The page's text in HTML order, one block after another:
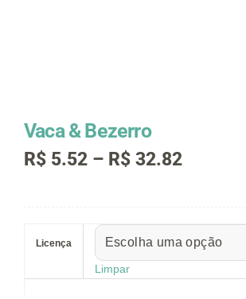
Vaca & Bezerro
R$ 5.52 – R$ 32.82Faixa
através
R$ 32.82
Licença
Limpar
Bezerro